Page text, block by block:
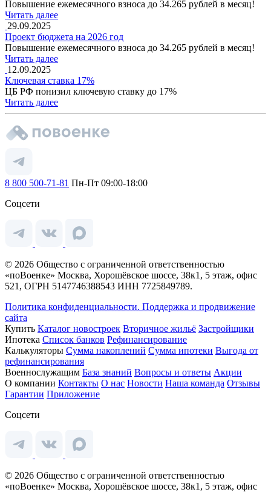
Повышение ежемесячного взноса до 34.265 рублей в месяц!
Читать далее
29.09.2025
Проект бюджета на 2026 год
Повышение ежемесячного взноса до 34.265 рублей в месяц!
Читать далее
12.09.2025
Ключевая ставка 17%
ЦБ РФ понизил ключевую ставку до 17%
Читать далее
8 800 500-71-81 Пн-Пт 09:00-18:00
Соцсети
© 2026 Общество с ограниченной ответственностью
«поВоенке» Москва, Хорошёвское шоссе, 38к1, 5 этаж, офис
521, ОГРН 5147746388543 ИНН 7725849789.
Политика конфиденциальности. Поддержка и продвижение
сайта
Купить Каталог новостроек Вторичное жильё Застройщики
Ипотека Список банков Рефинансирование
Калькуляторы Сумма накоплений Сумма ипотеки Выгода от
рефинансирования
Военнослужащим База знаний Вопросы и ответы Акции
О компании Контакты О нас Новости Наша команда Отзывы
Гарантии Приложение
Соцсети
© 2026 Общество с ограниченной ответственностью
«поВоенке» Москва, Хорошёвское шоссе, 38к1, 5 этаж, офис